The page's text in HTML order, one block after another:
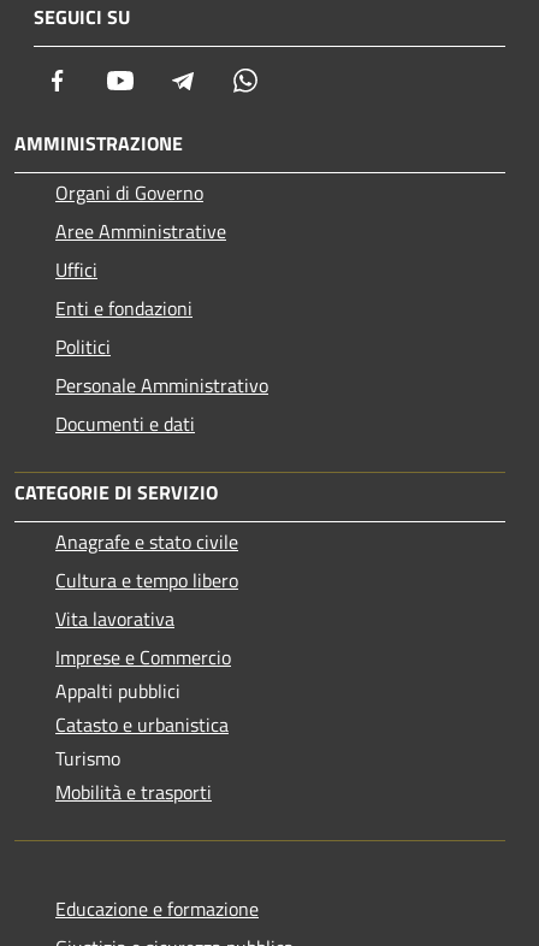
SEGUICI SU
Facebook Youtube Telegram
AMMINISTRAZIONE
Organi di Governo
Aree Amministrative
Uffici
Enti e fondazioni
Politici
Personale Amministrativo
Documenti e dati
CATEGORIE DI SERVIZIO
Anagrafe e stato civile
Cultura e tempo libero
Vita lavorativa
Imprese e Commercio
Appalti pubblici
Catasto e urbanistica
Turismo
Mobilità e trasporti
Educazione e formazione